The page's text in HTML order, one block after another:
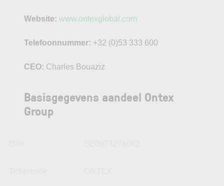
Website: www.ontexglobal.com
Telefoonnummer: +32 (0)53 333 600
CEO: Charles Bouaziz
Basisgegevens aandeel Ontex
Group